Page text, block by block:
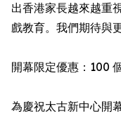
出香港家長越來越重
戲教育。我們期待與
開幕限定優惠：100
為慶祝太古新中心開